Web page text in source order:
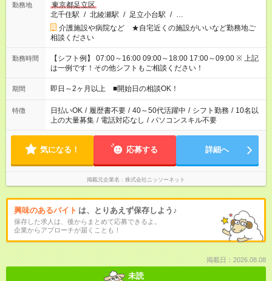
勤務地
東京都足立区
北千住駅 / 北綾瀬駅 / 足立小台駅 / …
介護施設や病院など ★自宅近くの施設がいいなど勤務地ご
相談ください
勤務時間
【シフト例】 07:00～16:00 09:00～18:00 17:00～09:00 ※ 上記
は一例です！その他シフトもご相談ください！
期間 即日～2ヶ月以上 ■開始日の相談OK！
特徴 日払いOK / 履歴書不要 / 40～50代活躍中 / シフト勤務 / 10名以
上の大量募集 / 電話対応なし / パソコンスキル不要
気になる！ 応募する 詳細へ
掲載元企業名 株式会社ニッソーネット
興味のあるバイト は、とりあえず保存しよう♪
保存した求人は、後からまとめて応募できるよ。
企業からアプローチが届くことも！
掲載日：2026.08.08
未読